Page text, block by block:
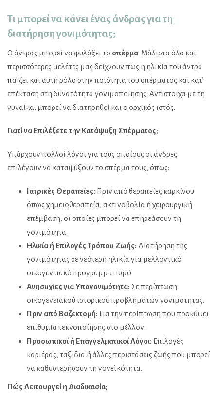
Τι μπορεί να κάνει ένας άνδρας για τη
διατήρηση γονιμότητας;
Ο άντρας μπορεί να φυλάξει το σπέρμα. Μάλιστα όλο και
περισσότερες μελέτες μας δείχνουν πως η ηλικία του άντρα
παίζει και αυτή ρόλο στην ποιότητα του σπέρματος και κατ’
επέκταση στη δυνατότητα γονιμοποίησης. Αντίστοιχα με τη
γυναίκα, μπορεί να διατηρηθεί και ο ορχικός ιστός.
Γιατί να Επιλέξετε την Κατάψυξη Σπέρματος;
Υπάρχουν πολλοί λόγοι για τους οποίους οι άνδρες
επιλέγουν να καταψύξουν το σπέρμα τους, όπως:
Ιατρικές Θεραπείες: Πριν από θεραπείες καρκίνου
όπως χημειοθεραπεία, ακτινοβολία ή χειρουργική
επέμβαση, οι οποίες μπορεί να επηρεάσουν τη
γονιμότητα.
Ηλικία ή Επιλογές Τρόπου Ζωής: Διατήρηση της
γονιμότητας σε νεότερη ηλικία για μελλοντικό
οικογενειακό προγραμματισμό.
Ανησυχίες για Υπογονιμότητα: Σε περίπτωση
οικογενειακού ιστορικού προβλημάτων γονιμότητας.
Πριν από Βαζεκτομή: Για την περίπτωση που προκύψει
επιθυμία τεκνοποίησης στο μέλλον.
Προσωπικοί ή Επαγγελματικοί Λόγοι: Επιλογές
καριέρας, ταξίδια ή άλλες περιστάσεις ζωής που μπορεί
να καθυστερήσουν τη γονεϊκότητα.
Πώς Λειτουργεί η Διαδικασία;